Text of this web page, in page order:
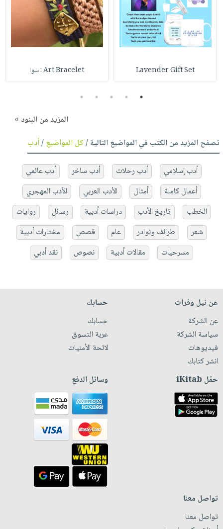
Lavender Gift Set Art Bracelet : سوا
1
2
3
4
5
المزيد من البنود »
تصفح المزيد من الكتب في المواضيع التالية /كل المواضيع/أدب
أدب إسلامي أدب رحلات أدب ساخر
أدب عالمي
أعمال كاملة
أمثال الأدب العربي
الأدب المهجري
الخطب
تاريخ الأدب دراسات أدبية رسائل
روايات
شعر
طرائف ونوادر عام قصص
مختارات أدبية
مسرحيات
مقالات أدبية نصوص نقد أدبي
عن نيل وفرات
عن الشركة
سياسة الشركة
فيديوهات
انشر كتابك
حسابك
حسابك
عربة التسوق
لائحة الأمنيات
حمّل iKitab وسائل الدفع
تواصل معنا
تواصل معنا